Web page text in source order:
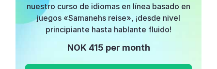
nuestro curso de idiomas en línea basado en
juegos «Samanehs reise», ¡desde nivel
principiante hasta hablante fluido!
NOK 415 per month